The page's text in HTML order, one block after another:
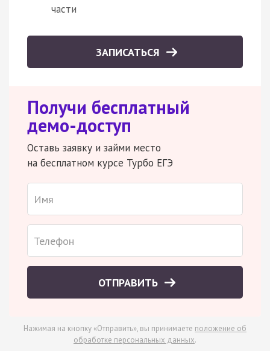
части
ЗАПИСАТЬСЯ
Получи бесплатный
демо-доступ
Оставь заявку и займи место
на бесплатном курсе Турбо ЕГЭ
ОТПРАВИТЬ
Нажимая на кнопку «Отправить», вы принимаете положение об
обработке персональных данных.